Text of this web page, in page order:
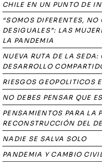
CHILE EN UN PUNTO DE
“SOMOS DIFERENTES, NO
DESIGUALES”: LAS
LA PANDEMIA
NUEVA RUTA DE LA
DESARROLLO
RIESGOS GEOPOLITICOS
NO DEBES PENSAR QUE
PENSAMIENTOS PARA LA
RECONSTRUCCIÓN DEL
NADIE SE SALVA SOLO
PANDEMIA Y CAMBIO